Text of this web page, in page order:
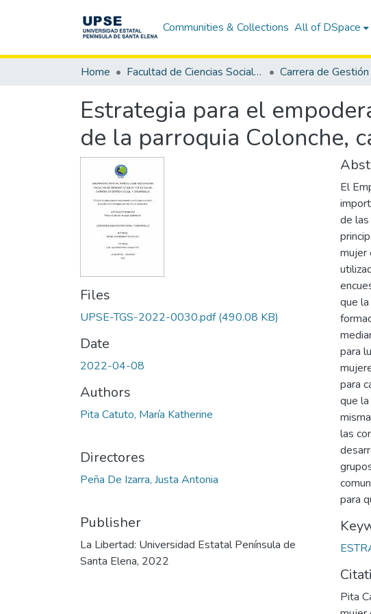
Communities & Collections All of DSpace
Home Facultad de Ciencias Sociales y de la Salud
Estrategia para el
de la parroquia Colonche,
Files
UPSE-TGS-2022-0030.pdf(490.08 KB)
Date
2022-04-08
Authors
Pita Catuto, María Katherine
Directores
Peña De Izarra, Justa Antonia
Publisher
La Libertad: Universidad Estatal Península de
Santa Elena, 2022
El
de
mujer
que
para
para
que
las
para
Pita